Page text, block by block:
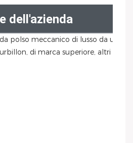
dell'azienda